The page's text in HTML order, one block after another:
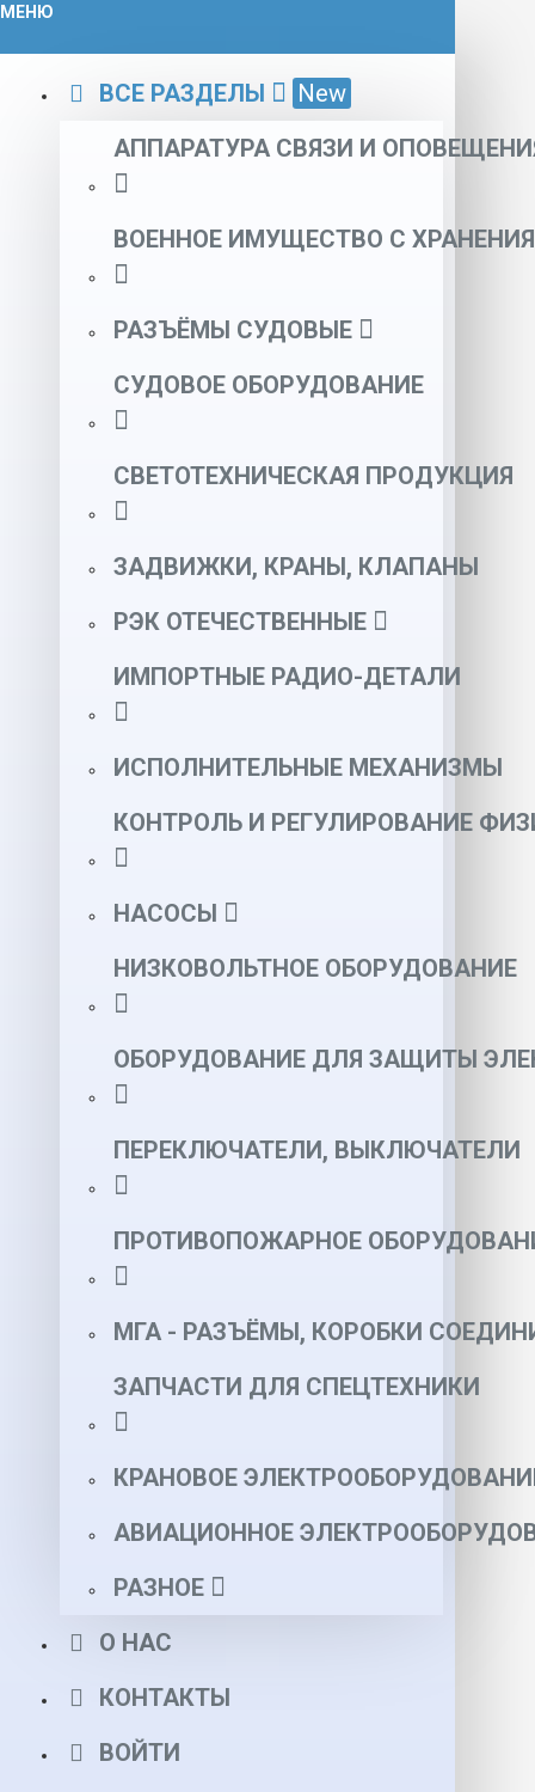
МЕНЮ
ВСЕ РАЗДЕЛЫ
New
АППАРАТУРА СВЯЗИ И
ВОЕННОЕ ИМУЩЕСТВО С ХРАНЕНИЯ
РАЗЪЁМЫ СУДОВЫЕ
СУДОВОЕ ОБОРУДОВАНИЕ
СВЕТОТЕХНИЧЕСКАЯ ПРОДУКЦИЯ
ЗАДВИЖКИ, КРАНЫ, КЛАПАНЫ
РЭК ОТЕЧЕСТВЕННЫЕ
ИМПОРТНЫЕ РАДИО-ДЕТАЛИ
ИСПОЛНИТЕЛЬНЫЕ МЕХАНИЗМЫ
КОНТРОЛЬ И РЕГУЛИРОВАНИЕ
НАСОСЫ
НИЗКОВОЛЬТНОЕ ОБОРУДОВАНИЕ
ОБОРУДОВАНИЕ ДЛЯ ЗАЩИТЫ
ПЕРЕКЛЮЧАТЕЛИ, ВЫКЛЮЧАТЕЛИ
ПРОТИВОПОЖАРНОЕ
МГА - РАЗЪЁМЫ, КОРОБКИ
ЗАПЧАСТИ ДЛЯ СПЕЦТЕХНИКИ
КРАНОВОЕ
АВИАЦИОННОЕ
РАЗНОЕ
О НАС
КОНТАКТЫ
ВОЙТИ